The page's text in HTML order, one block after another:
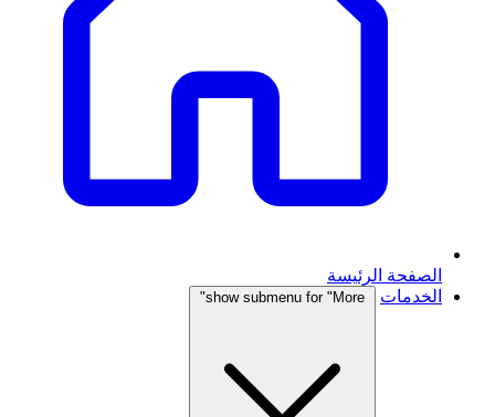
الصفحة الرئيسة
الخدمات
show submenu for "More"